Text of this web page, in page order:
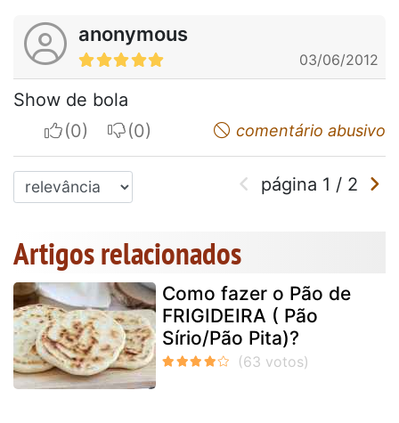
anonymous
03/06/2012
Show de bola
I apreciateI do not appreciatecomentário abusivo
página 1 / 2
Artigos relacionados
Como fazer o Pão de
FRIGIDEIRA ( Pão
Sírio/Pão Pita)?